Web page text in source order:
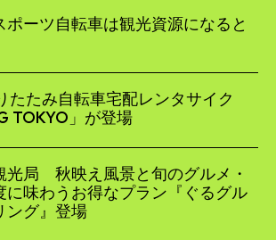
ポーツ自転車は観光資源になると
たたみ自転車宅配レンタサイク
TOKYO」が登場
光局 秋映え風景と旬のグルメ・
に味わうお得なプラン『ぐるグル
ング』登場